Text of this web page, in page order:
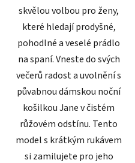
skvělou volbou pro ženy,
které hledají prodyšné,
pohodlné a veselé prádlo
na spaní. Vneste do svých
večerů radost a uvolnění s
půvabnou dámskou noční
košilkou Jane v čistém
růžovém odstínu. Tento
model s krátkým rukávem
si zamilujete pro jeho